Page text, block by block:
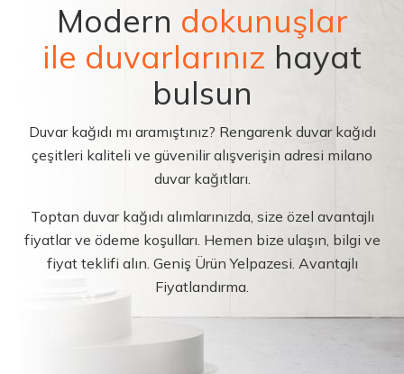
Modern dokunuşlar
ile duvarlarınız hayat
bulsun
Duvar kağıdı mı aramıştınız? Rengarenk duvar kağıdı
çeşitleri kaliteli ve güvenilir alışverişin adresi milano
duvar kağıtları.
Toptan duvar kağıdı alımlarınızda, size özel avantajlı
fiyatlar ve ödeme koşulları. Hemen bize ulaşın, bilgi ve
fiyat teklifi alın. Geniş Ürün Yelpazesi. Avantajlı
Fiyatlandırma.